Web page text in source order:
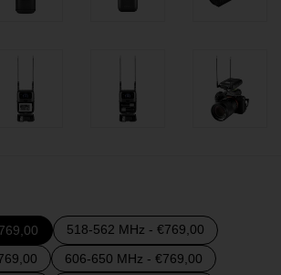
518-562 MHz - €769,00
606-650 MHz - €769,00